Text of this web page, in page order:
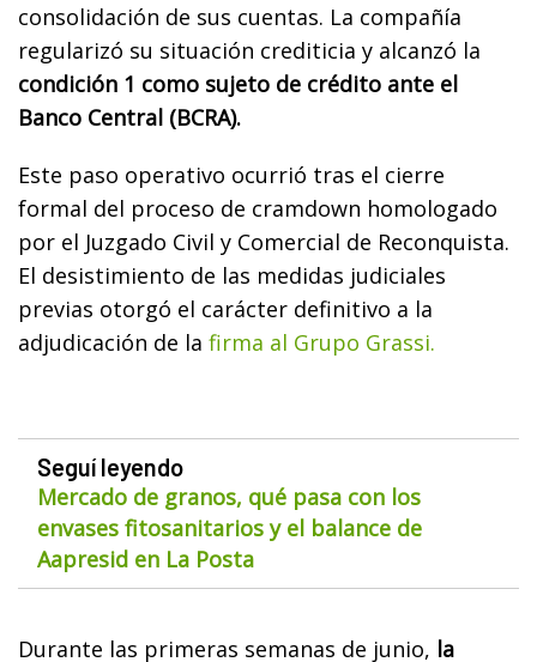
consolidación de sus cuentas. La compañía
regularizó su situación crediticia y alcanzó la
condición 1 como sujeto de crédito ante el
Banco Central (BCRA).
Este paso operativo ocurrió tras el cierre
formal del proceso de cramdown homologado
por el Juzgado Civil y Comercial de Reconquista.
El desistimiento de las medidas judiciales
previas otorgó el carácter definitivo a la
adjudicación de la firma al Grupo Grassi.
Seguí leyendo
Mercado de granos, qué pasa con los
envases fitosanitarios y el balance de
Aapresid en La Posta
Durante las primeras semanas de junio, la